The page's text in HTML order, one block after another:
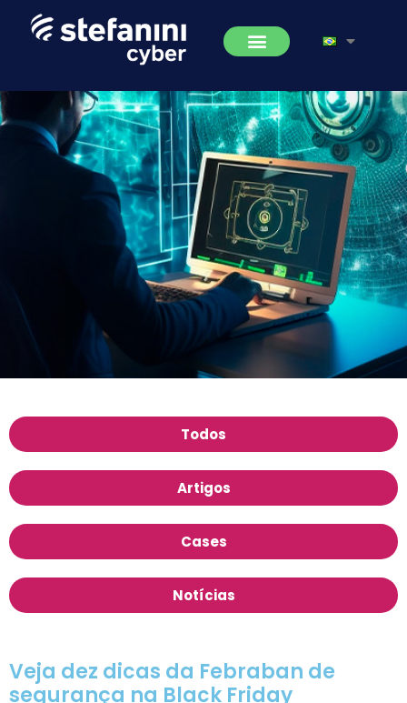
Todos
Artigos
Cases
Notícias
Veja dez dicas da Febraban de
segurança na Black Friday